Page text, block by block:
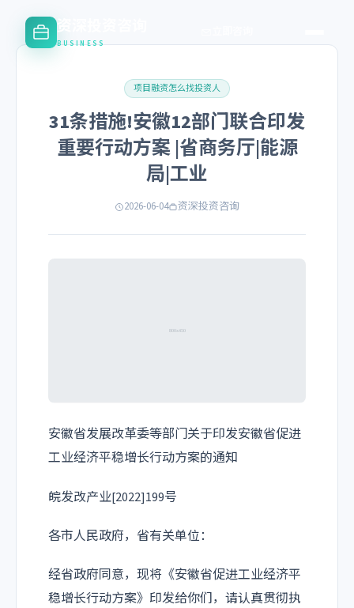
资深投资咨询
BUSINESS
项目融资怎么找投资人
31条措施!安徽12部门联合印发
重要行动方案 |省商务厅|能源
局|工业
2026-06-04 资深投资咨询
安徽省发展改革委等部门关于印发安徽省促进
工业经济平稳增长行动方案的通知
皖发改产业[2022]199号
各市人民政府，省有关单位：
经省政府同意，现将《安徽省促进工业经济平
稳增长行动方案》印发给你们，请认真贯彻执